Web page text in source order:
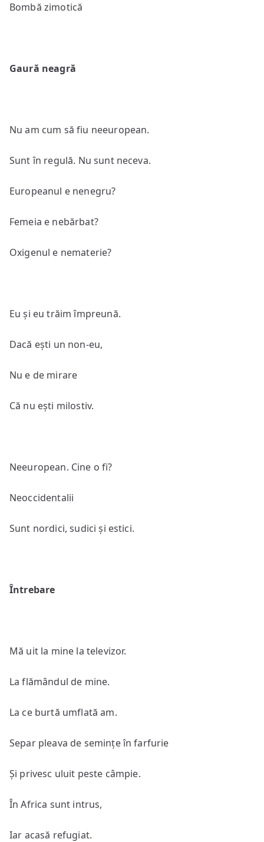
Bombă zimotică
Gaură neagră
Nu am cum să fiu neeuropean.
Sunt în regulă. Nu sunt neceva.
Europeanul e nenegru?
Femeia e nebărbat?
Oxigenul e nematerie?
Eu și eu trăim împreună.
Dacă ești un non-eu,
Nu e de mirare
Că nu ești milostiv.
Neeuropean. Cine o fi?
Neoccidentalii
Sunt nordici, sudici și estici.
Întrebare
Mă uit la mine la televizor.
La flămândul de mine.
La ce burtă umflată am.
Separ pleava de semințe în farfurie
Și privesc uluit peste câmpie.
În Africa sunt intrus,
Iar acasă refugiat.